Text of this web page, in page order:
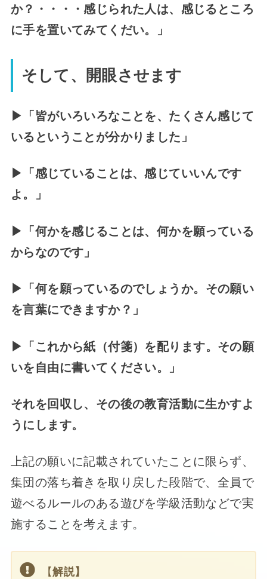
か？・・・・感じられた人は、感じるところ
に手を置いてみてくだい。」
そして、開眼させます
▶「皆がいろいろなことを、たくさん感じて
いるということが分かりました」
▶「感じていることは、感じていいんです
よ。」
▶「何かを感じることは、何かを願っている
からなのです」
▶
「何を願っているのでしょうか。その願い
を言葉にできますか？」
▶
「これから紙（付箋）を配ります。その願
いを自由に書いてください。」
それを回収し、その後の教育活動に生かすよ
うにします。
上記の願いに記載されていたことに限らず、
集団の落ち着きを取り戻した段階で、全員で
遊べるルールのある遊びを学級活動などで実
施することを考えます。
【解説】